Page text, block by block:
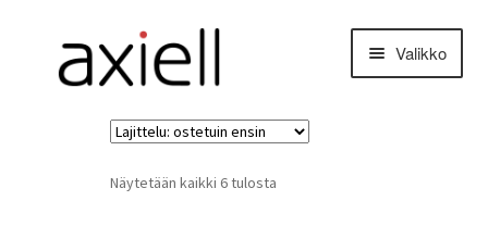
navigointiin
sisältöön
Valikko
Näytetään kaikki 6 tulosta